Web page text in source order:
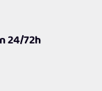
24/72h